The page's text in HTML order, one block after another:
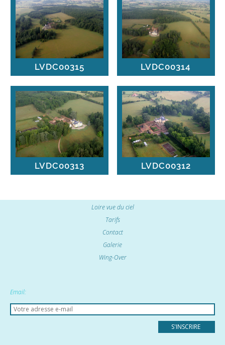
LVDC00315 LVDC00314
LVDC00313 LVDC00312
Loire vue du ciel
Tarifs
Contact
Galerie
Wing-Over
Email: